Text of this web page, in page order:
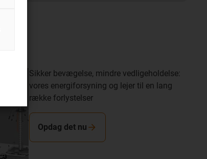
Sikker bevægelse, mindre vedligeholdelse:
vores energiforsyning og lejer til en lang
række forlystelser
Opdag det nu